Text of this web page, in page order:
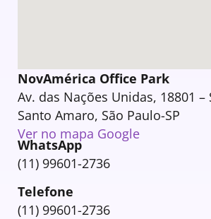
NovAmérica Office Park
Av. das Nações Unidas, 18801 –
Santo Amaro, São Paulo-SP
Ver no mapa Google
WhatsApp
(11) 99601-2736
Telefone
(11) 99601-2736